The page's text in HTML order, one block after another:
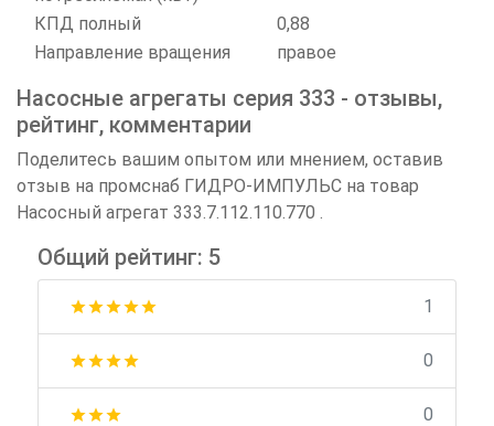
КПД полный
0,88
Направление вращения
правое
Насосные агрегаты серия 333 - отзывы,
рейтинг, комментарии
Поделитесь вашим опытом или мнением, оставив
отзыв на промснаб ГИДРО-ИМПУЛЬС на товар
Насосный агрегат 333.7.112.110.770 .
Общий рейтинг: 5
starstarstarstarstar 1
starstarstarstar 0
starstarstar 0